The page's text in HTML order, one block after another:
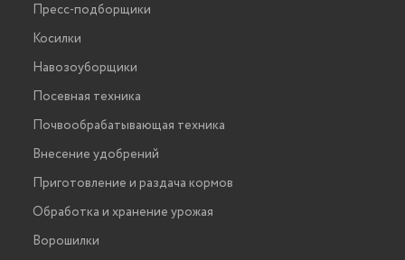
Пресс-подборщики
Косилки
Навозоуборщики
Посевная техника
Почвообрабатывающая техника
Внесение удобрений
Приготовление и раздача кормов
Обработка и хранение урожая
Ворошилки